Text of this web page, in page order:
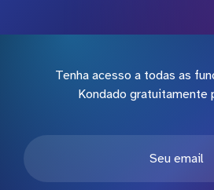
Tenha acesso a todas as
Kondado gratuitamente